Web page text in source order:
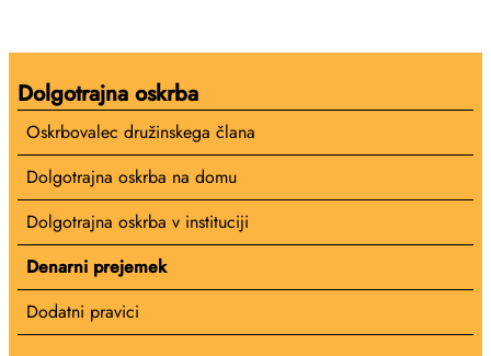
Dolgotrajna oskrba
Oskrbovalec družinskega člana
Dolgotrajna oskrba na domu
Dolgotrajna oskrba v instituciji
Denarni prejemek
Dodatni pravici